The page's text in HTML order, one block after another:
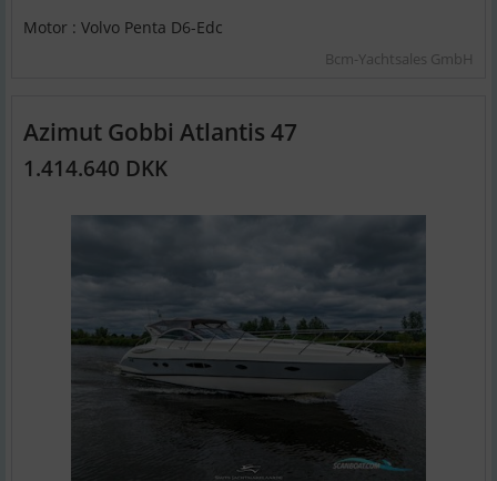
Motor : Volvo Penta D6-Edc
Bcm-Yachtsales GmbH
Azimut Gobbi Atlantis 47
1.414.640 DKK